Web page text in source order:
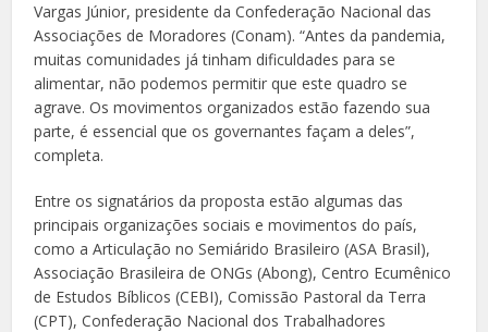
Vargas Júnior, presidente da Confederação Nacional das
Associações de Moradores (Conam). “Antes da pandemia,
muitas comunidades já tinham dificuldades para se
alimentar, não podemos permitir que este quadro se
agrave. Os movimentos organizados estão fazendo sua
parte, é essencial que os governantes façam a deles”,
completa.
Entre os signatários da proposta estão algumas das
principais organizações sociais e movimentos do país,
como a Articulação no Semiárido Brasileiro (ASA Brasil),
Associação Brasileira de ONGs (Abong), Centro Ecumênico
de Estudos Bíblicos (CEBI), Comissão Pastoral da Terra
(CPT), Confederação Nacional dos Trabalhadores